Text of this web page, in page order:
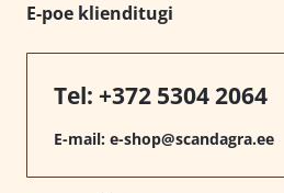
E-poe klienditugi
Tel: +372 5304 2064
E-mail: e-shop@scandagra.ee